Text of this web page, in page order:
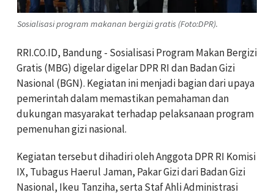
Sosialisasi program makanan bergizi gratis (Foto:DPR).
RRI.CO.ID, Bandung - Sosialisasi Program Makan Bergizi
Gratis (MBG) digelar digelar DPR RI dan Badan Gizi
Nasional (BGN). Kegiatan ini menjadi bagian dari upaya
pemerintah dalam memastikan pemahaman dan
dukungan masyarakat terhadap pelaksanaan program
pemenuhan gizi nasional.
Kegiatan tersebut dihadiri oleh Anggota DPR RI Komisi
IX, Tubagus Haerul Jaman, Pakar Gizi dari Badan Gizi
Nasional, Ikeu Tanziha, serta Staf Ahli Administrasi